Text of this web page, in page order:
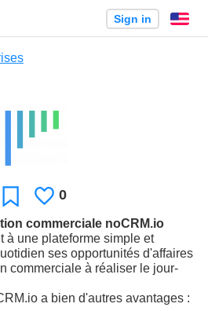
Sign in
FavoriteLikes
0
commerciale noCRM.io
à une plateforme simple et
ses opportunités d'affaires
commerciale à réaliser le jour-
a bien d'autres avantages :